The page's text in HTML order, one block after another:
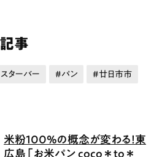
事
スターバー パン 廿日市市
米粉100%の概念が変わる！東
広島「お米パン coco＊to＊